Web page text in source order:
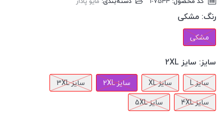
رنگ: مشکی
مشکی
سایز: سایز 2XL
سایز L سایز XL سایز 2XL
سایز 3XL
سایز 4XL
سایز 5XL